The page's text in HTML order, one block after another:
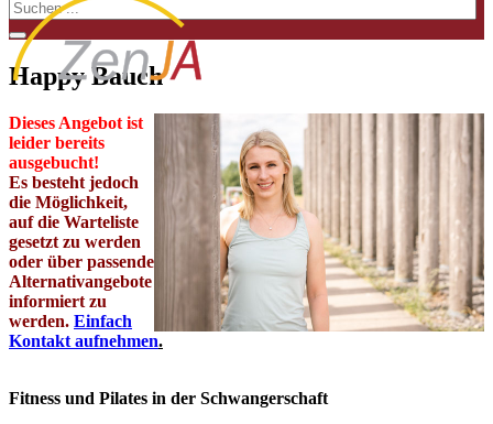
Happy Bauch
Dieses Angebot ist
leider bereits
ausgebucht!
Es besteht jedoch
die Möglichkeit,
auf die Warteliste
gesetzt zu werden
oder über passende
Alternativangebote
informiert zu
werden. Einfach
Kontakt aufnehmen.
Fitness und Pilates in der Schwangerschaft